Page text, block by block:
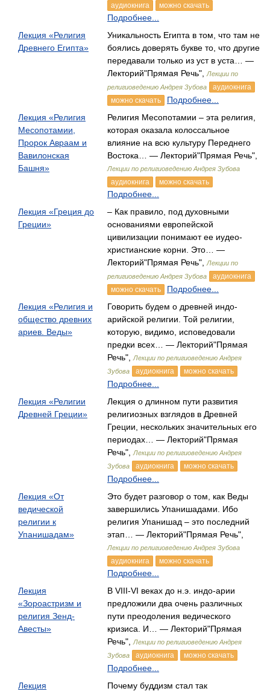
аудиокнига можно скачать
Подробнее...
Лекция «Религия
Древнего Египта»
Уникальность Египта в том, что там не
боялись доверять букве то, что другие
передавали только из уст в уста… —
Лекторий"Прямая Речь",
Лекции по
религиоведению Андрея Зубова
аудиокнига
можно скачать
Подробнее...
Лекция «Религия
Месопотамии,
Пророк Авраам и
Вавилонская
Башня»
Религия Месопотамии – эта религия,
которая оказала колоссальное
влияние на всю культуру Переднего
Востока… — Лекторий"Прямая Речь",
Лекции по религиоведению Андрея Зубова
аудиокнига можно скачать
Подробнее...
Лекция «Греция до
Греции»
– Как правило, под духовными
основаниями европейской
цивилизации понимают ее иудео-
христианские корни. Это… —
Лекторий"Прямая Речь",
Лекции по
религиоведению Андрея Зубова
аудиокнига
можно скачать
Подробнее...
Лекция «Религия и
общество древних
ариев. Веды»
Говорить будем о древней индо-
арийской религии. Той религии,
которую, видимо, исповедовали
предки всех… — Лекторий"Прямая
Речь",
Лекции по религиоведению Андрея
Зубова
аудиокнига можно скачать
Подробнее...
Лекция «Религии
Древней Греции»
Лекция о длинном пути развития
религиозных взглядов в Древней
Греции, нескольких значительных его
периодах… — Лекторий"Прямая
Речь",
Лекции по религиоведению Андрея
Зубова
аудиокнига можно скачать
Подробнее...
Лекция «От
ведической
религии к
Упанишадам»
Это будет разговор о том, как Веды
завершились Упанишадами. Ибо
религия Упанишад – это последний
этап… — Лекторий"Прямая Речь",
Лекции по религиоведению Андрея Зубова
аудиокнига можно скачать
Подробнее...
Лекция
«Зороастризм и
религия Зенд-
Авесты»
В VIII-VI веках до н.э. индо-арии
предложили два очень различных
пути преодоления ведического
кризиса. И… — Лекторий"Прямая
Речь",
Лекции по религиоведению Андрея
Зубова
аудиокнига можно скачать
Подробнее...
Лекция
Почему буддизм стал так